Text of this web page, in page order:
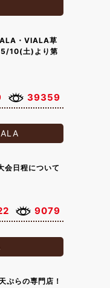
・VIALA草
10(土)より第
39359
日程について
9079
ぷらの専門店！